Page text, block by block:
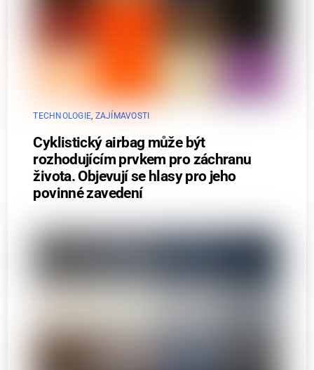
TECHNOLOGIE, ZAJÍMAVOSTI
Cyklistický airbag může být
rozhodujícím prvkem pro záchranu
života. Objevují se hlasy pro jeho
povinné zavedení